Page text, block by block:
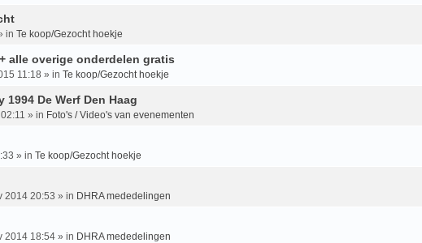
in Te koop/Gezocht hoekje
alle overige onderdelen gratis
11:18 » in Te koop/Gezocht hoekje
1994 De Werf Den Haag
» in Foto's / Video's van evenementen
» in Te koop/Gezocht hoekje
2014 20:53 » in DHRA mededelingen
2014 18:54» in DHRA mededelingen